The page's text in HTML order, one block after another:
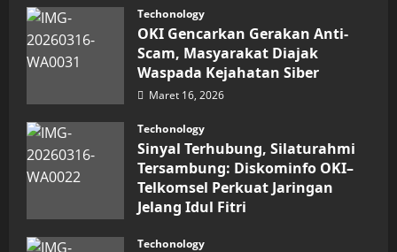
Inovasi
Digital
Keuangan
Sumut
Berbuah
Prestasi,
Raih
Penghargaan
Techonology
OKI Gencarkan Gerakan Anti-
Scam, Masyarakat Diajak
Waspada Kejahatan Siber
Maret 16, 2026
Techonology
Sinyal Terhubung, Silaturahmi
Tersambung: Diskominfo OKI–
Telkomsel Perkuat Jaringan
Jelang Idul Fitri
Techonology